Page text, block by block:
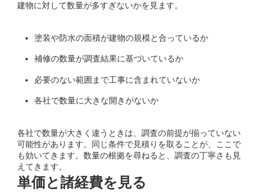
建物に対して数量が多すぎないかを見ます。
塗装や防水の面積が建物の規模と合っているか
補修の数量が調査結果に基づいているか
必要のない範囲まで工事に含まれていないか
各社で数量に大きな開きがないか
各社で数量が大きく違うときは、調査の前提が揃っていない
可能性があります。同じ条件で見積りを取ることが、ここで
も効いてきます。数量の根拠を尋ねると、調査の丁寧さも見
えてきます。
単価と諸経費を見る